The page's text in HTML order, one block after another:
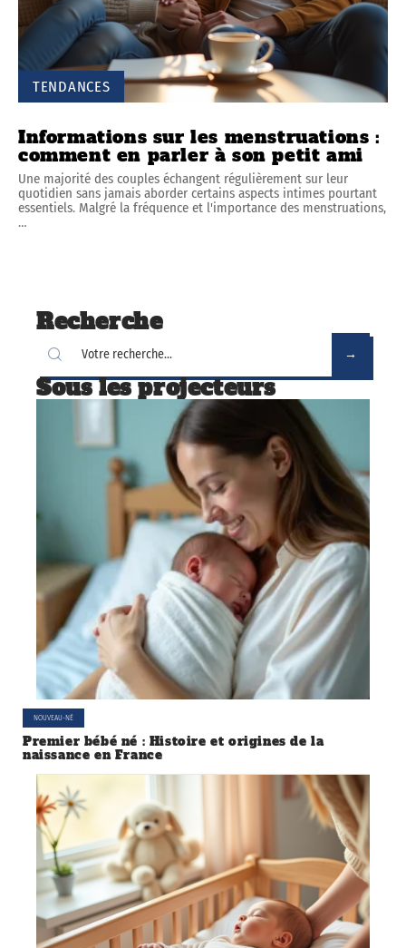
TENDANCES
Informations sur les menstruations :
comment en parler à son petit ami
Une majorité des couples échangent régulièrement sur leur
quotidien sans jamais aborder certains aspects intimes pourtant
essentiels. Malgré la fréquence et l'importance des menstruations,
…
Recherche
Sous les projecteurs
NOUVEAU-NÉ
Premier bébé né : Histoire et origines de la
naissance en France